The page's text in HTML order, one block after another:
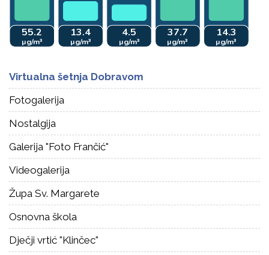
Virtualna šetnja Dobravom
Fotogalerija
Nostalgija
Galerija "Foto Frančić"
Videogalerija
Župa Sv. Margarete
Osnovna škola
Dječji vrtić "Klinčec"